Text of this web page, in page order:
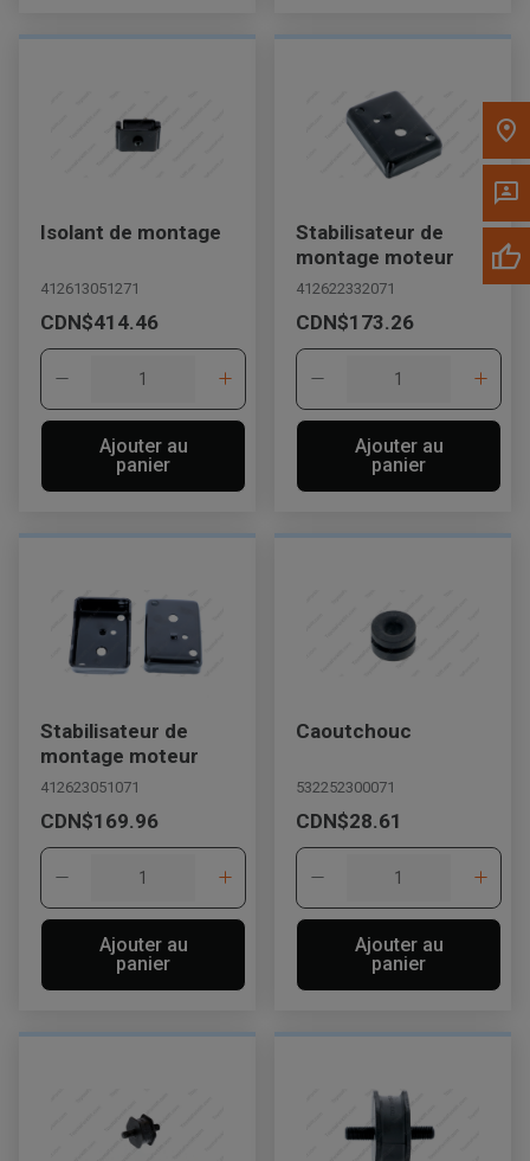
Isolant de montage
412613051271
CDN$414.46
Ajouter au
panier
Stabilisateur de
montage moteur
412622332071
CDN$173.26
Ajouter au
panier
Stabilisateur de
montage moteur
412623051071
CDN$169.96
Ajouter au
panier
Caoutchouc
532252300071
CDN$28.61
Ajouter au
panier